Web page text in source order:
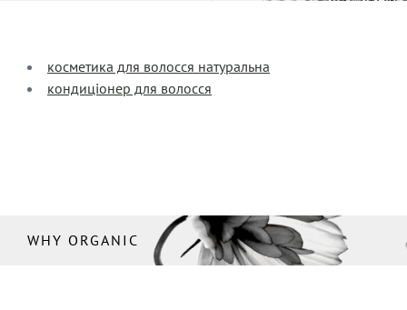
косметика для волосся натуральна
кондиціонер для волосся
WHY ORGANIC